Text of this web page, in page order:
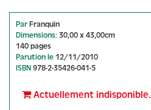
ParFranquin
Dimensions: 30,00 x 43,00cm
140 pages
Parution le12/11/2010
ISBN978-2-35426-041-5
Actuellement indisponible.